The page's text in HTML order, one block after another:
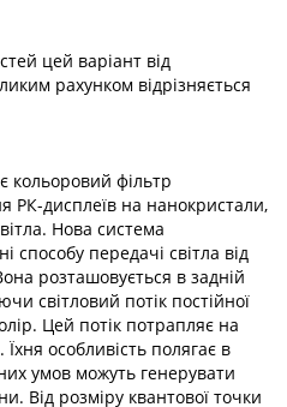
цей варіант від
рахунком відрізняється
кольоровий фільтр
РК-дисплеїв на нанокристали,
Нова система
способу передачі світла від
розташовується в задній
світловий потік постійної
Цей потік потрапляє на
особливість полягає в
умов можуть генерувати
Від розміру квантової точки